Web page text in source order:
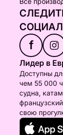
f
Лидер в
Доступны
чем 55 000
судна,
свою